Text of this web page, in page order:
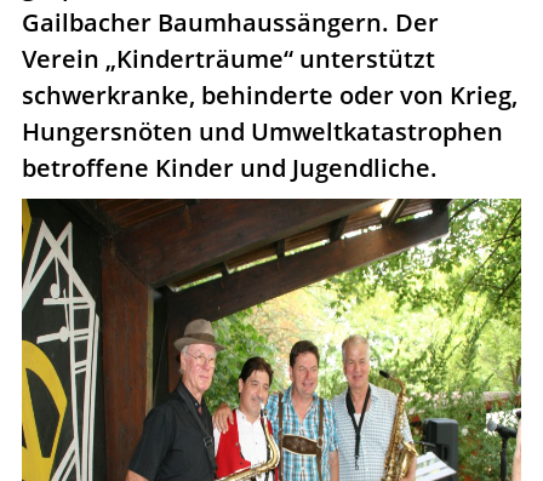
Gailbacher Baumhaussängern. Der
Verein „Kinderträume“ unterstützt
schwerkranke, behinderte oder von Krieg,
Hungersnöten und Umweltkatastrophen
betroffene Kinder und Jugendliche.